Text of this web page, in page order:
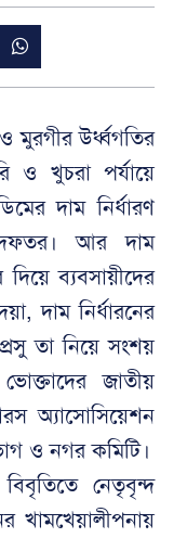
মুরগীর উর্ধ্বগতির
ও খুচরা পর্যায়ে
দাম নির্ধারণ
আর দাম
দিয়ে ব্যবসায়ীদের
দাম নির্ধারনের
তা নিয়ে সংশয়
জাতীয়
অ্যাসোসিয়েশন
ও নগর কমিটি।
নেতৃবৃন্দ
খামখেয়ালীপনায়